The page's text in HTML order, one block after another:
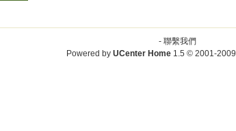
- 聯繫我們
Powered by UCenter Home 1.5 © 2001-2009